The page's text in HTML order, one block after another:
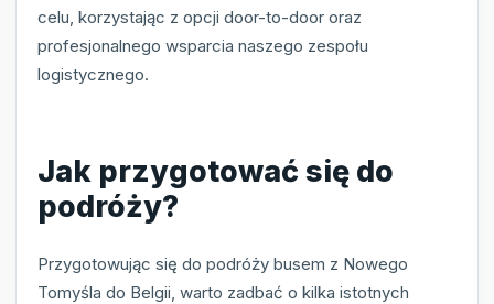
celu, korzystając z opcji door-to-door oraz
profesjonalnego wsparcia naszego zespołu
logistycznego.
Jak przygotować się do
podróży?
Przygotowując się do podróży busem z Nowego
Tomyśla do Belgii, warto zadbać o kilka istotnych